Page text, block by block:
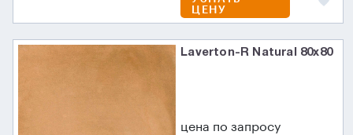
ЦЕНУ
Laverton-R Natural 80х80
цена по запросу